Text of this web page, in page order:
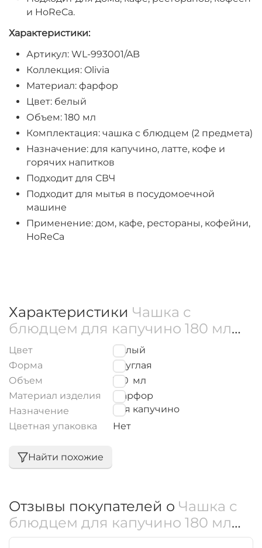
и HoReCa.
Характеристики:
Артикул: WL-993001/AB
Коллекция: Olivia
Материал: фарфор
Цвет: белый
Объем: 180 мл
Комплектация: чашка с блюдцем (2 предмета)
Назначение: для капучино, латте, кофе и
горячих напитков
Подходит для СВЧ
Подходит для мытья в посудомоечной
машине
Применение: дом, кафе, рестораны, кофейни,
HoReCa
Характеристики Чашка с
блюдцем для капучино 180 мл
WL‑993001/AB
Цвет
Белый
Форма
Круглая
Объем
180 мл
Материал изделия
Фарфор
Назначение
для капучино
Цветная упаковка
Нет
Найти похожие
Отзывы покупателей о Чашка с
блюдцем для капучино 180 мл
WL‑993001/AB